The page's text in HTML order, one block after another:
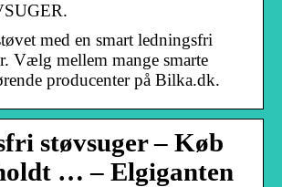
med en smart ledningsfri
Vælg mellem mange smarte
producenter på Bilka.dk.
støvsuger – Køb
… – Elgiganten